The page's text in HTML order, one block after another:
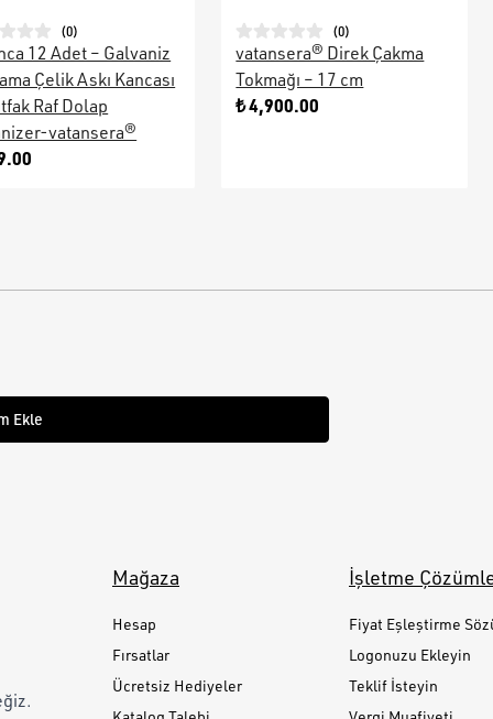
(0)
12 Adet – Galvaniz
Çelik Askı Kancası
Raf Dolap
vatansera®
(0)
vatansera® Direk Çakma
Tokmağı – 17 cm
₺ 4,900.00
Ekle
Mağaza
Hesap
Fırsatlar
Ücretsiz Hediyeler
İşletme
Fiyat Eşleştirme
Logonuzu Ekleyin
Teklif İsteyin